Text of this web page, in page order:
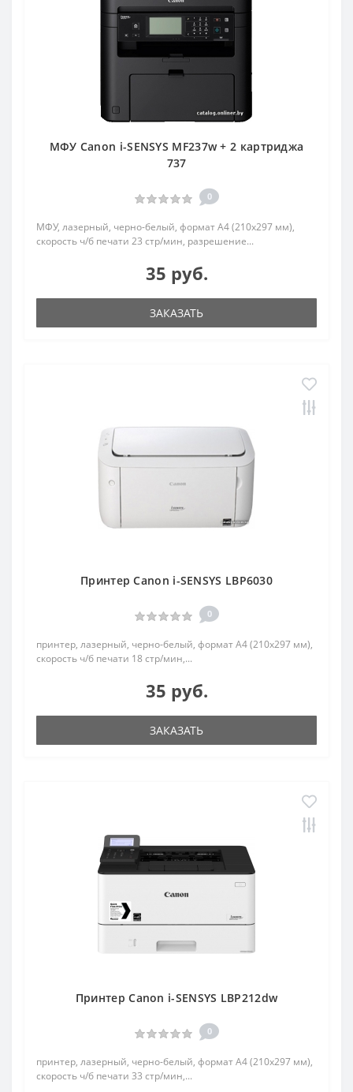
МФУ Canon i-SENSYS MF237w + 2 картриджа
737
0
МФУ, лазерный, черно-белый, формат A4 (210x297 мм),
скорость ч/б печати 23 стр/мин, разрешение...
35 руб.
ЗАКАЗАТЬ
Принтер Canon i-SENSYS LBP6030
0
принтер, лазерный, черно-белый, формат A4 (210x297 мм),
скорость ч/б печати 18 стр/мин,...
35 руб.
ЗАКАЗАТЬ
Принтер Canon i-SENSYS LBP212dw
0
принтер, лазерный, черно-белый, формат A4 (210x297 мм),
скорость ч/б печати 33 стр/мин,...